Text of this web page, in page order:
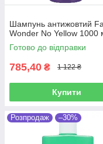
Шампунь антижовтий
Wonder No Yellow 1000
Готово до відправки
785,40 ₴ 1 122 ₴
Купити
Розпродаж –30%